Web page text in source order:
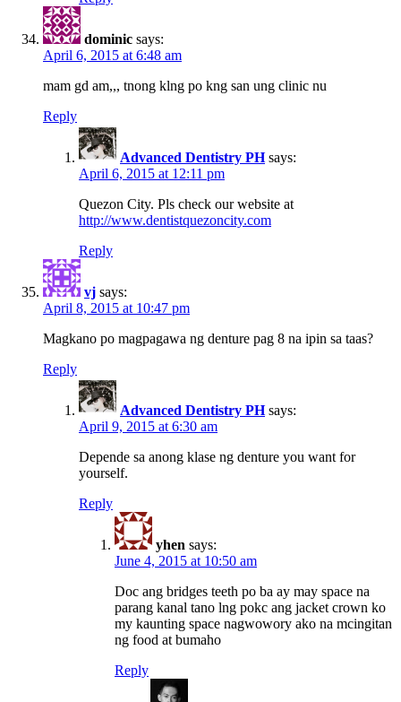
dominic says:
April 6, 2015 at 6:48 am
mam gd am,,, tnong klng po kng san ung clinic nu
Reply
Advanced Dentistry PH says:
April 6, 2015 at 12:11 pm
Quezon City. Pls check our website at
http://www.dentistquezoncity.com
Reply
vj says:
April 8, 2015 at 10:47 pm
Magkano po magpagawa ng denture pag 8 na ipin sa taas?
Reply
Advanced Dentistry PH says:
April 9, 2015 at 6:30 am
Depende sa anong klase ng denture you want for
yourself.
Reply
yhen says:
June 4, 2015 at 10:50 am
Doc ang bridges teeth po ba ay may space na
parang kanal tano lng pokc ang jacket crown ko
my kaunting space nagwowory ako na mcingitan
ng food at bumaho
Reply